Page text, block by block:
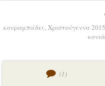
κουραμπιέδες,Χριστούγεννα
(1)